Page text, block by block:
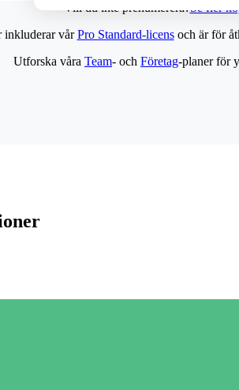
Vill du inte prenumerera?Se fler
inkluderar vårPro Standard-licensoch är för
Utforska våra Team- och Företag-planer för